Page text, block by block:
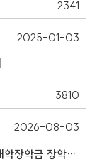
2341
3810
2025-01-03
서울미래인재재단 2026년 하반기 서울인재대학장학금 장학생 선발 안내
2026-08-03